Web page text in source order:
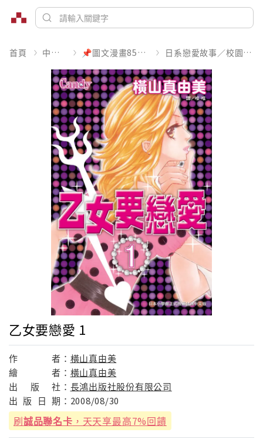
首頁 中文書 📌圖文漫畫85折起 日系戀愛故事／校園青春
乙女要戀愛 1
作 者： 橫山真由美
繪
者： 橫山真由美
出
版 社： 長鴻出版社股份有限公司
出 版 日 期： 2008/08/30
刷誠品聯名卡 ，天天享最高7%回饋